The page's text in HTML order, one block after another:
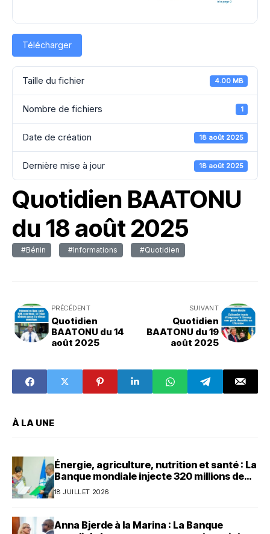
Télécharger
Taille du fichier 4.00 MB
Nombre de fichiers 1
Date de création 18 août 2025
Dernière mise à jour 18 août 2025
Quotidien BAATONU
du 18 août 2025
#Bénin #Informations #Quotidien
PRÉCÉDENT
Quotidien
BAATONU du 14
août 2025
SUIVANT
Quotidien
BAATONU du 19
août 2025
À LA UNE
Énergie, agriculture, nutrition et santé : La
Banque mondiale injecte 320 millions de
dollars au Bénin
18 JUILLET 2026
Anna Bjerde à la Marina : La Banque